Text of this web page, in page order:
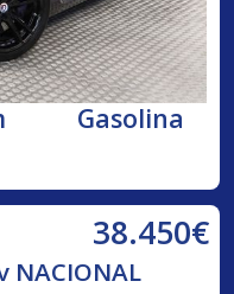
Gasolina
38.450€
NACIONAL